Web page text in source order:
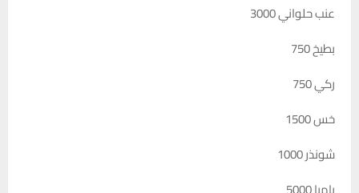
عنب حلواني 3000
بطيخ 750
ركي 750
خس 1500
شونذر 1000